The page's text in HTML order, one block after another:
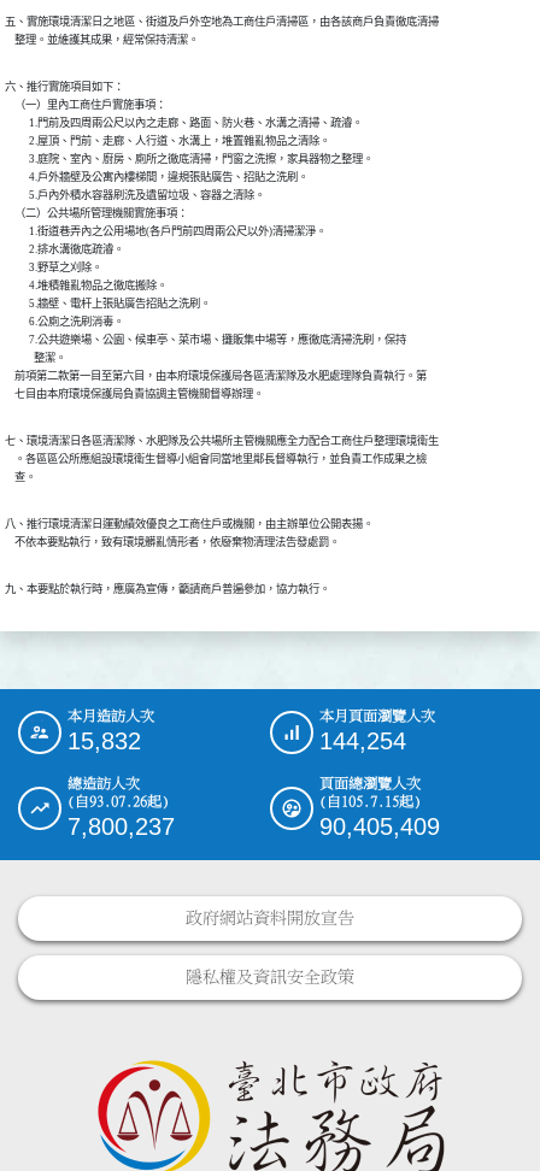
五、實施環境清潔日之地區、街道及戶外空地為工商住戶清掃區，由各該商戶負責徹底清掃
    整理。並維護其成果，經常保持清潔。
六、推行實施項目如下：
    （一）里內工商住戶實施事項：
          1.門前及四周兩公尺以內之走廊、路面、防火巷、水溝之清掃、疏濬。
          2.屋頂、門前、走廊、人行道、水溝上，堆置雜亂物品之清除。
          3.庭院、室內、廚房、廁所之徹底清掃，門窗之洗擦，家具器物之整理。
          4.戶外牆壁及公寓內樓梯間，違規張貼廣告、招貼之洗刷。
          5.戶內外積水容器刷洗及遺留垃圾、容器之清除。
    （二）公共場所管理機關實施事項：
          1.街道巷弄內之公用場地(各戶門前四周兩公尺以外)清掃潔淨。
          2.排水溝徹底疏濬。
          3.野草之刈除。
          4.堆積雜亂物品之徹底搬除。
          5.牆壁、電杆上張貼廣告招貼之洗刷。
          6.公廁之洗刷消毒。
          7.公共遊樂場、公園、候車亭、菜市場、攤販集中場等，應徹底清掃洗刷，保持
            整潔。
    前項第二款第一目至第六目，由本府環境保護局各區清潔隊及水肥處理隊負責執行。第
    七目由本府環境保護局負責協調主管機關督導辦理。
七、環境清潔日各區清潔隊、水肥隊及公共場所主管機關應全力配合工商住戶整理環境衛生
    。各區區公所應組設環境衛生督導小組會同當地里鄰長督導執行，並負責工作成果之檢
    查。
八、推行環境清潔日運動績效優良之工商住戶或機關，由主辦單位公開表揚。
    不依本要點執行，致有環境髒亂情形者，依廢棄物清理法告發處罰。
九、本要點於執行時，應廣為宣傳，籲請商戶普遍參加，協力執行。
::: 本月造訪人次
15,832
本月頁面瀏覽人次
144,254
總造訪人次
(自93.07.26起)
7,800,237
頁面總瀏覽人次
(自105.7.15起)
90,405,409
政府網站資料開放宣告
隱私權及資訊安全政策